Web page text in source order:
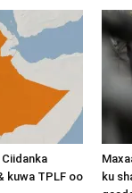
Ciidanka
kuwa TPLF oo
ku